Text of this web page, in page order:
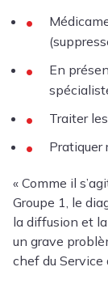
En
Traiter
Pratiquer
« Comme il
Groupe 1, le
la diffusion et
un grave
chef du Service